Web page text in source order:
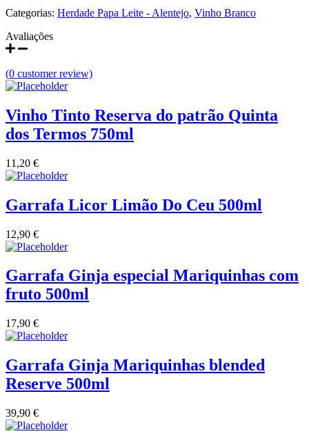
Quinta do Casal Branco Tejo
Quinta do Pessegueiro - Douro
Quinta Do Rogel Algarve
Categorias: Herdade Papa Leite - Alentejo, Vinho Branco
Avaliações
(0 customer review)
Vinho Tinto Reserva do patrão Quinta
dos Termos 750ml
11,20 €
Garrafa Licor Limão Do Ceu 500ml
12,90 €
Garrafa Ginja especial Mariquinhas com
fruto 500ml
17,90 €
Garrafa Ginja Mariquinhas blended
Reserve 500ml
39,90 €